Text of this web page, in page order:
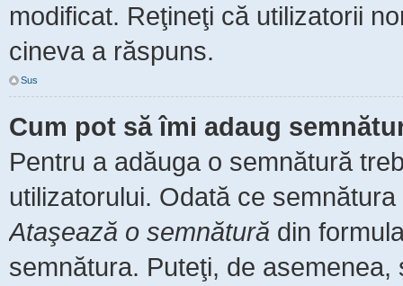
modificat. Reţineţi că utilizatorii
cineva a răspuns.
Sus
Cum pot să îmi adaug
Pentru a adăuga o semnătură
utilizatorului. Odată ce
Ataşează o semnătură din
semnătura. Puteţi, de